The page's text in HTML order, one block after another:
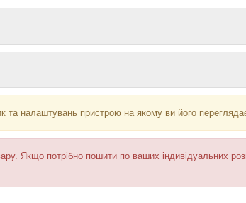
та налаштувань пристрою на якому ви його
Якщо потрібно пошити по ваших індивідуальних